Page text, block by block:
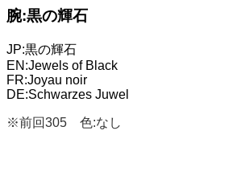
腕:黒の輝石
JP:黒の輝石
EN:Jewels of Black
FR:Joyau noir
DE:Schwarzes Juwel
※前回305 色:なし